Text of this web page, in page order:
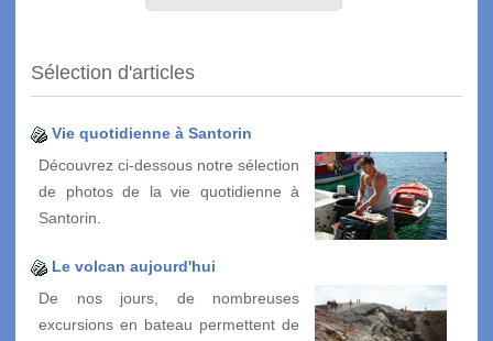
Sélection d'articles
Vie quotidienne à Santorin
Découvrez ci-dessous notre sélection
de photos de la vie quotidienne à
Santorin.
Le volcan aujourd'hui
De nos jours, de nombreuses
excursions en bateau permettent de